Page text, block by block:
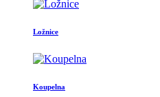
Ložnice
Koupelna